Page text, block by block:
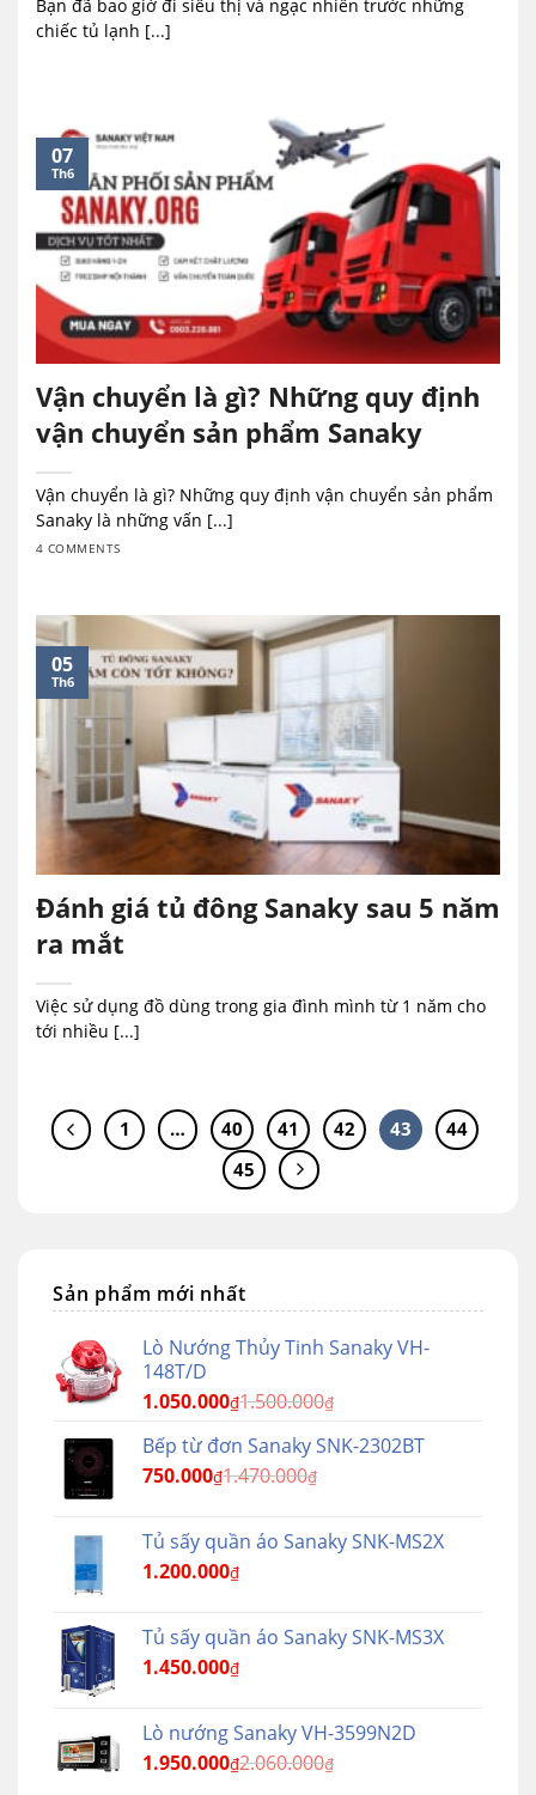
Bạn đã bao giờ đi siêu thị và ngạc nhiên trước những
chiếc tủ lạnh [...]
Vận chuyển là gì? Những quy định
vận chuyển sản phẩm Sanaky
Vận chuyển là gì? Những quy định vận chuyển sản phẩm
Sanaky là những vấn [...]
4 COMMENTS
07
Th6
Đánh giá tủ đông Sanaky sau 5 năm
ra mắt
Việc sử dụng đồ dùng trong gia đình mình từ 1 năm cho
tới nhiều [...]
05
Th6
1 … 40 41 42 43
44
45
Sản phẩm mới nhất
Lò Nướng Thủy Tinh Sanaky VH-
148T/D
1.050.000₫1.500.000₫
Bếp từ đơn Sanaky SNK-2302BT
750.000₫1.470.000₫
Tủ sấy quần áo Sanaky SNK-MS2X
1.200.000₫
Tủ sấy quần áo Sanaky SNK-MS3X
1.450.000₫
Lò nướng Sanaky VH-3599N2D
1.950.000₫2.060.000₫